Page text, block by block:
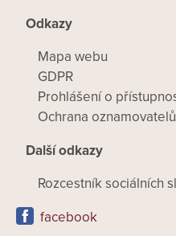
Odkazy
Mapa webu
GDPR
Prohlášení o
Ochrana oznamovatelů
Další odkazy
Rozcestník sociálních
facebook